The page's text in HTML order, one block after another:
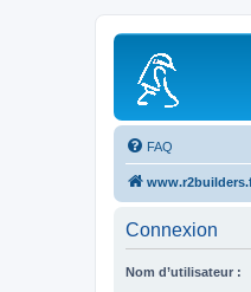
FAQ
Connexion
Nom d’utilisateur :